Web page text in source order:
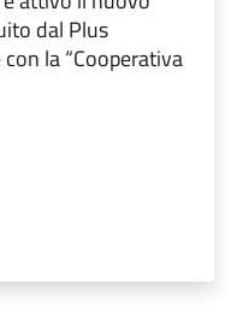
dal Plus
la “Cooperativa